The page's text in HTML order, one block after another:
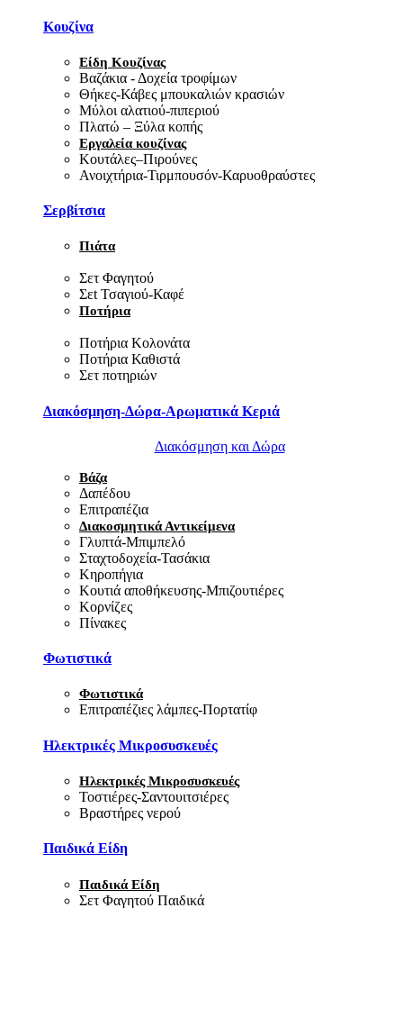
Κουζίνα
Είδη Κουζίνας
Βαζάκια - Δοχεία τροφίμων
Θήκες-Κάβες μπουκαλιών κρασιών
Μύλοι αλατιού-πιπεριού
Πλατώ – Ξύλα κοπής
Εργαλεία κουζίνας
Κουτάλες–Πιρούνες
Ανοιχτήρια-Τιρμπουσόν-Καρυοθραύστες
Σερβίτσια
Πιάτα
Σετ Φαγητού
Σεt Τσαγιού-Καφέ
Ποτήρια
Ποτήρια Κολονάτα
Ποτήρια Καθιστά
Σετ ποτηριών
Διακόσμηση-Δώρα-Αρωματικά Κεριά
Διακόσμηση και Δώρα
Βάζα
Δαπέδου
Επιτραπέζια
Διακοσμητικά Αντικείμενα
Γλυπτά-Μπιμπελό
Σταχτοδοχεία-Τασάκια
Κηροπήγια
Κουτιά αποθήκευσης-Μπιζουτιέρες
Κορνίζες
Πίνακες
Φωτιστικά
Φωτιστικά
Επιτραπέζιες λάμπες-Πορτατίφ
Ηλεκτρικές Μικροσυσκευές
Ηλεκτρικές Μικροσυσκευές
Τοστιέρες-Σαντουιτσιέρες
Βραστήρες νερού
Παιδικά Είδη
Παιδικά Είδη
Σετ Φαγητού Παιδικά